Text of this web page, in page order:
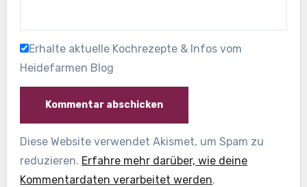
Erhalte aktuelle Kochrezepte & Infos vom
Heidefarmen Blog
Diese Website verwendet Akismet, um Spam zu
reduzieren. Erfahre mehr darüber, wie deine
Kommentardaten verarbeitet werden.